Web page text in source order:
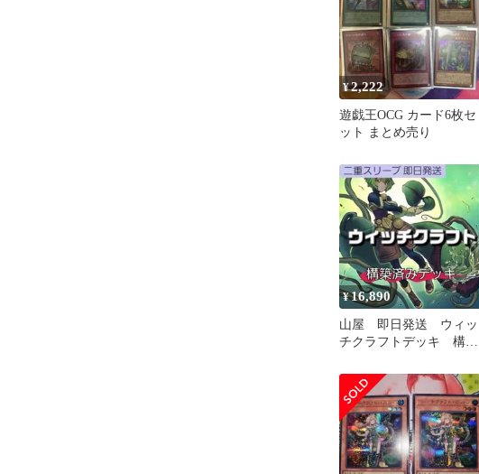
¥2,222
遊戯王OCG カード6枚セ
ット まとめ売り
¥16,890
山屋 即日発送 ウィッ
チクラフトデッキ 構築